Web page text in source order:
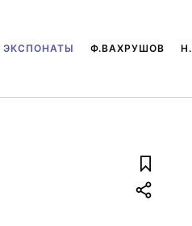
ЭКСПОНАТЫ Ф.ВАХРУШОВ